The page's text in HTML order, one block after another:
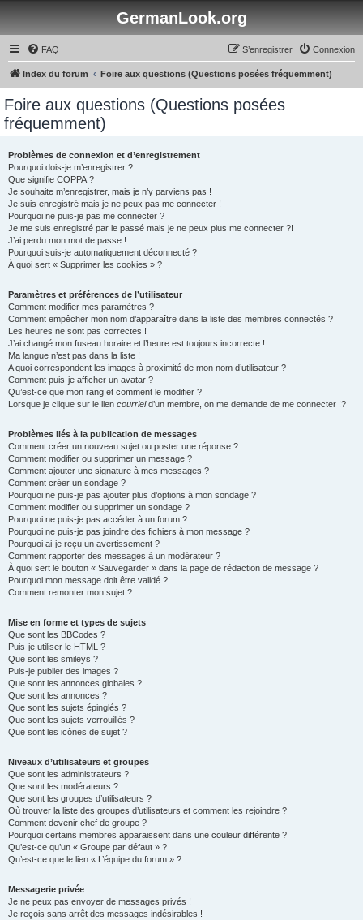
GermanLook.org
FAQ Connexion
S’enregistrer
Index du forum Foire aux questions (Questions posées fréquemment)
Foire aux questions (Questions posées
fréquemment)
Problèmes de connexion et d’enregistrement
Pourquoi dois-je m’enregistrer ?
Que signifie COPPA ?
Je souhaite m’enregistrer, mais je n’y parviens pas !
Je suis enregistré mais je ne peux pas me connecter !
Pourquoi ne puis-je pas me connecter ?
Je me suis enregistré par le passé mais je ne peux plus me connecter ?!
J’ai perdu mon mot de passe !
Pourquoi suis-je automatiquement déconnecté ?
À quoi sert « Supprimer les cookies » ?
Paramètres et préférences de l’utilisateur
Comment modifier mes paramètres ?
Comment empêcher mon nom d’apparaître dans la liste des membres connectés ?
Les heures ne sont pas correctes !
J’ai changé mon fuseau horaire et l’heure est toujours incorrecte !
Ma langue n’est pas dans la liste !
A quoi correspondent les images à proximité de mon nom d’utilisateur ?
Comment puis-je afficher un avatar ?
Qu’est-ce que mon rang et comment le modifier ?
Lorsque je clique sur le lien courrield’un membre, on me demande de me connecter !?
Problèmes liés à la publication de messages
Comment créer un nouveau sujet ou poster une réponse ?
Comment modifier ou supprimer un message ?
Comment ajouter une signature à mes messages ?
Comment créer un sondage ?
Pourquoi ne puis-je pas ajouter plus d’options à mon sondage ?
Comment modifier ou supprimer un sondage ?
Pourquoi ne puis-je pas accéder à un forum ?
Pourquoi ne puis-je pas joindre des fichiers à mon message ?
Pourquoi ai-je reçu un avertissement ?
Comment rapporter des messages à un modérateur ?
À quoi sert le bouton « Sauvegarder » dans la page de rédaction de message ?
Pourquoi mon message doit être validé ?
Comment remonter mon sujet ?
Mise en forme et types de sujets
Que sont les BBCodes ?
Puis-je utiliser le HTML ?
Que sont les smileys ?
Puis-je publier des images ?
Que sont les annonces globales ?
Que sont les annonces ?
Que sont les sujets épinglés ?
Que sont les sujets verrouillés ?
Que sont les icônes de sujet ?
Niveaux d’utilisateurs et groupes
Que sont les administrateurs ?
Que sont les modérateurs ?
Que sont les groupes d’utilisateurs ?
Où trouver la liste des groupes d’utilisateurs et comment les rejoindre ?
Comment devenir chef de groupe ?
Pourquoi certains membres apparaissent dans une couleur différente ?
Qu’est-ce qu’un « Groupe par défaut » ?
Qu’est-ce que le lien « L’équipe du forum » ?
Messagerie privée
Je ne peux pas envoyer de messages privés !
Je reçois sans arrêt des messages indésirables !